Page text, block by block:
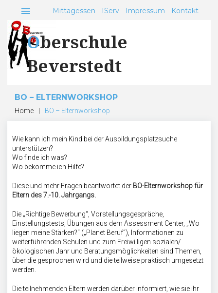
content
Mittagessen IServ Impressum Kontakt
Oberschule
Beverstedt
menu
BO – ELTERNWORKSHOP
Home BO – Elternworkshop
BO
–
Elternworkshop
Wie kann ich mein Kind bei der Ausbildungsplatzsuche
unterstützen?
Wo finde ich was?
Wo bekomme ich Hilfe?
Diese und mehr Fragen beantwortet der BO-Elternworkshop für
Eltern des 7.-10. Jahrgangs.
Die „Richtige Bewerbung“, Vorstellungsgespräche,
Einstellungstests, Übungen aus dem Assessment Center, „Wo
liegen meine Stärken?“ („Planet Beruf“), Informationen zu
weiterführenden Schulen und zum Freiwilligen sozialen/
ökologischen Jahr und Beratungsmöglichkeiten sind Themen,
über die gesprochen wird und die teilweise praktisch umgesetzt
werden.
Die teilnehmenden Eltern werden darüber informiert, wie sie ihr